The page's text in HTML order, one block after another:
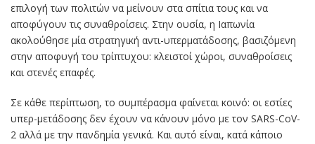
επιλογή των πολιτών να μείνουν στα σπίτια τους και να
αποφύγουν τις συναθροίσεις. Στην ουσία, η Ιαπωνία
ακολούθησε μία στρατηγική αντι-υπερματάδοσης, βασιζόμενη
στην αποφυγή του τρίπτυχου: κλειστοί χώροι, συναθροίσεις
και στενές επαφές.
Σε κάθε περίπτωση, το συμπέρασμα φαίνεται κοινό: οι εστίες
υπερ-μετάδοσης δεν έχουν να κάνουν μόνο με τον SARS-CoV-
2 αλλά με την πανδημία γενικά. Και αυτό είναι, κατά κάποιο